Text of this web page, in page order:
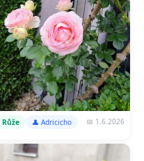
Růže 👤 Adricicho 📅 1.6.2026